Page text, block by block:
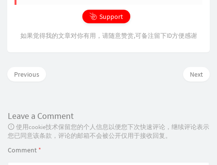
Support
如果觉得我的文章对你有用，请随意赞赏,可备注留下ID方便感谢
Next
Previous
Leave a Comment
使用cookie技术保留您的个人信息以便您下次快速评论，继续评论表示
您已同意该条款，评论的邮箱不会被公开仅用于接收回复。
Comment *